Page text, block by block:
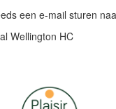
een e-mail sturen
Wellington HC